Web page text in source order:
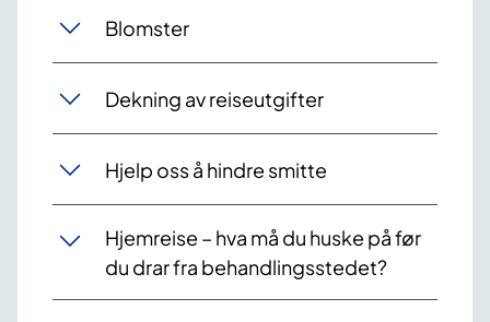
Blomster
Dekning av reiseutgifter
Hjelp oss å hindre smitte
Hjemreise – hva må du huske på før
du drar fra behandlingsstedet?